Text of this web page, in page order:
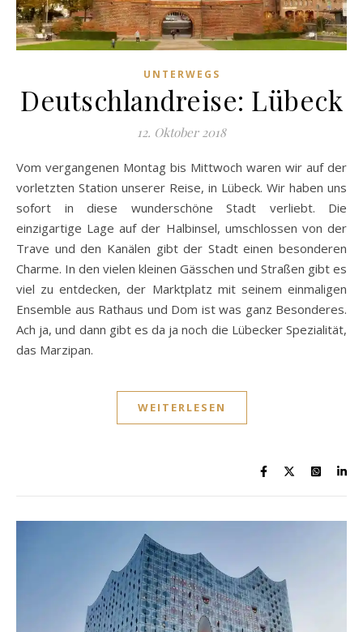
UNTERWEGS
Deutschlandreise: Lübeck
12. Oktober 2018
Vom vergangenen Montag bis Mittwoch waren wir auf der
vorletzten Station unserer Reise, in Lübeck. Wir haben uns
sofort in diese wunderschöne Stadt verliebt. Die
einzigartige Lage auf der Halbinsel, umschlossen von der
Trave und den Kanälen gibt der Stadt einen besonderen
Charme. In den vielen kleinen Gässchen und Straßen gibt es
viel zu entdecken, der Marktplatz mit seinem einmaligen
Ensemble aus Rathaus und Dom ist was ganz Besonderes.
Ach ja, und dann gibt es da ja noch die Lübecker Spezialität,
das Marzipan.
WEITERLESEN